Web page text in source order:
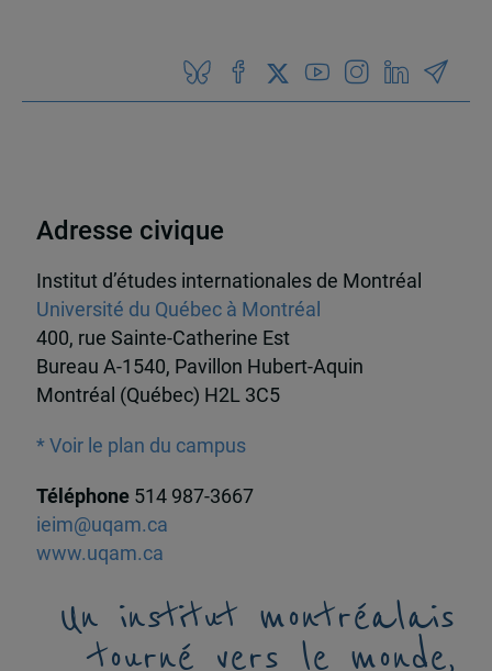
Adresse civique
Institut d’études internationales de Montréal
Université du Québec à Montréal
400, rue Sainte-Catherine Est
Bureau A-1540, Pavillon Hubert-Aquin
Montréal (Québec) H2L 3C5
* Voir le plan du campus
Téléphone 514 987-3667
ieim@uqam.ca
www.uqam.ca
Un institut montréalais
tourné vers le monde,